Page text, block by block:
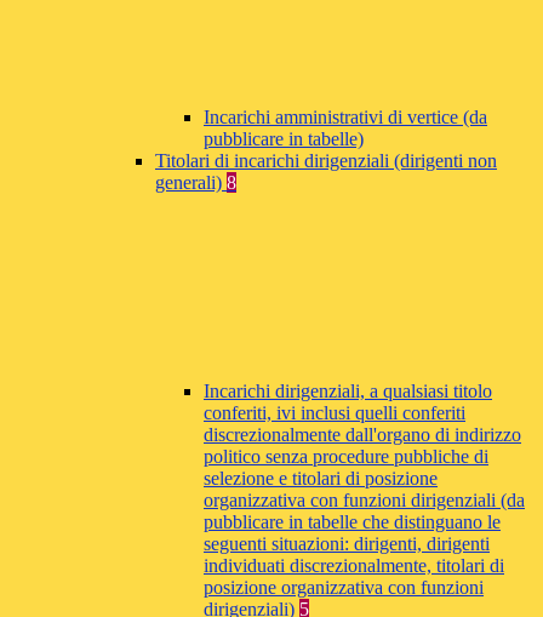
Incarichi amministrativi di vertice (da
pubblicare in tabelle)
Titolari di incarichi dirigenziali (dirigenti non
generali) 8
Incarichi dirigenziali, a qualsiasi titolo
conferiti, ivi inclusi quelli conferiti
discrezionalmente dall'organo di indirizzo
politico senza procedure pubbliche di
selezione e titolari di posizione
organizzativa con funzioni dirigenziali (da
pubblicare in tabelle che distinguano le
seguenti situazioni: dirigenti, dirigenti
individuati discrezionalmente, titolari di
posizione organizzativa con funzioni
dirigenziali) 5